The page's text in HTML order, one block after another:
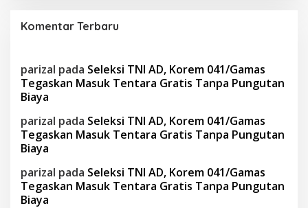
Komentar Terbaru
parizal pada Seleksi TNI AD, Korem 041/Gamas
Tegaskan Masuk Tentara Gratis Tanpa Pungutan
Biaya
parizal pada Seleksi TNI AD, Korem 041/Gamas
Tegaskan Masuk Tentara Gratis Tanpa Pungutan
Biaya
parizal pada Seleksi TNI AD, Korem 041/Gamas
Tegaskan Masuk Tentara Gratis Tanpa Pungutan
Biaya